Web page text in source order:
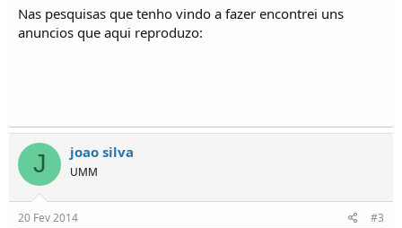
T
ó
o
Nas pesquisas que tenho vindo a fazer encontrei uns
anuncios que aqui reproduzo:
J joao silva
UMM
20 Fev 2014 #3